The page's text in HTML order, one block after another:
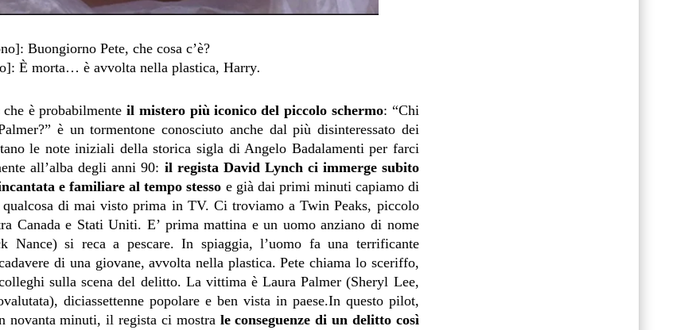
Buongiorno Pete, che cosa c’è?
È morta… è avvolta nella plastica, Harry.
è probabilmenteil mistero piùiconico del piccolo schermo: “Chi
è un tormentone conosciuto anche dal più disinteressato dei
le note iniziali della storica sigla di Angelo Badalamenti per farci
all’alba degli anni 90: il regista David Lynch ci immerge subito
e familiare al tempo stesso e già dai primi minuti capiamo di
qualcosa di mai visto prima in TV. Ci troviamo a Twin Peaks, piccolo
Canada e Stati Uniti. E’ prima mattina e un uomo anziano di nome
Nance) si reca a pescare. In spiaggia, l’uomo fa una terrificante
di una giovane, avvolta nella plastica. Pete chiama lo sceriffo,
sulla scena del delitto. La vittima è Laura Palmer (Sheryl Lee,
diciassettenne popolare e ben vista in paese.In questo pilot,
novanta minuti, il regista ci mostra le conseguenze di un delitto così